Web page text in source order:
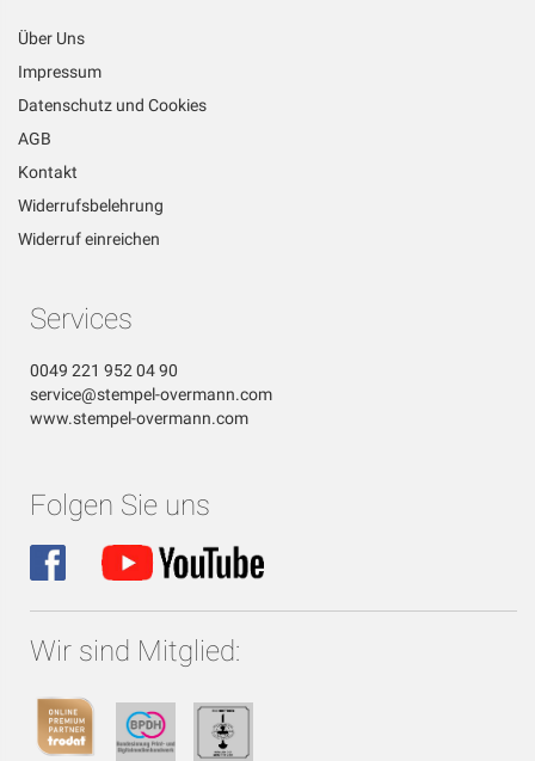
Über Uns
Impressum
Datenschutz und Cookies
AGB
Kontakt
Widerrufsbelehrung
Widerruf einreichen
Services
0049 221 952 04 90
service@stempel-overmann.com
www.stempel-overmann.com
Folgen Sie uns
Wir sind Mitglied: